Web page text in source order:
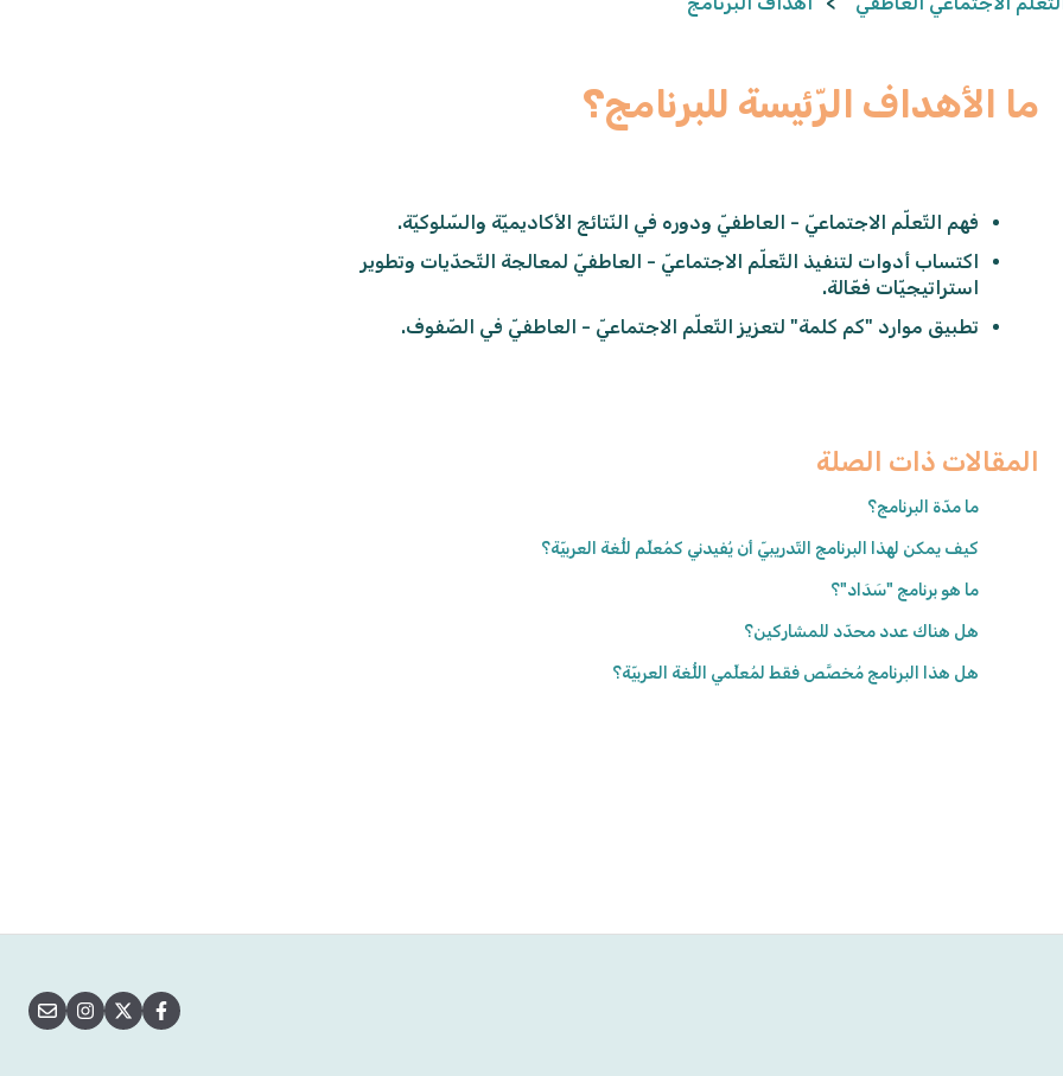
ما الأهداف الرّئيسة للبرنامج؟
فهم التّعلّم الاجتماعيّ - العاطفيّ ودوره في النّتائج الأكاديميّة والسّلوكيّة.
اكتساب أدوات لتنفيذ التّعلّم الاجتماعيّ - العاطفيّ لمعالجة التّحدّيات وتطوير
استراتيجيّات فعّالة.
تطبيق موارد "كم كلمة" لتعزيز التّعلّم الاجتماعيّ - العاطفيّ في الصّفوف.
المقالات ذات الصلة
ما مدّة البرنامج؟
كيف يمكن لهذا البرنامج التّدريبيّ أن يُفيدني كمُعلِّم للُّغة العربيّة؟
ما هو برنامج "سَدَاد"؟
هل هناك عدد محدّد للمشاركين؟
هل هذا البرنامج مُخصَّص فقط لمُعلِّمي اللُّغة العربيّة؟